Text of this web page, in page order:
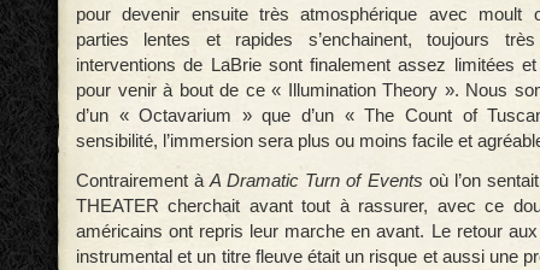
pour devenir ensuite très atmosphérique avec moult
parties lentes et rapides s’enchainent, toujours
interventions de LaBrie sont finalement assez limitées
pour venir à bout de ce « Illumination Theory ». Nous
d’un « Octavarium » que d’un « The Count of
sensibilité, l’immersion sera plus ou moins facile et
Contrairement àA Dramatic Turn of Events où l’on
THEATER cherchait avant tout à rassurer, avec ce
américains ont repris leur marche en avant. Le retour
instrumental et un titre fleuve était un risque et aussi une